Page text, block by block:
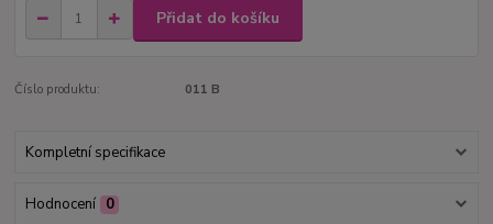
Přidat do košíku
Číslo produktu: 011 B
Kompletní specifikace
Hodnocení 0